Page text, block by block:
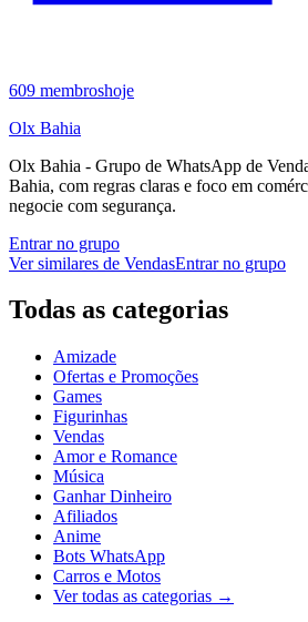
609 membroshoje
Olx Bahia
Olx Bahia - Grupo de WhatsApp de
Bahia, com regras claras e foco em
negocie com segurança.
Entrar no grupo
Ver similares de VendasEntrar no grupo
Todas as categorias
Amizade
Ofertas e Promoções
Games
Figurinhas
Vendas
Amor e Romance
Música
Ganhar Dinheiro
Afiliados
Anime
Bots WhatsApp
Carros e Motos
Ver todas as categorias →